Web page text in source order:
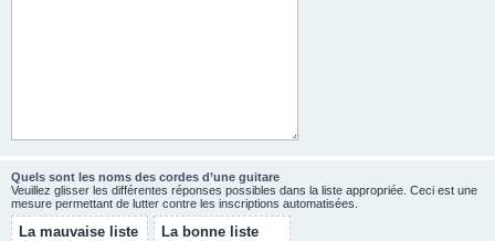
Quels sont les noms des cordes d’une guitare
Veuillez glisser les différentes réponses possibles dans la liste appropriée. Ceci est une
mesure permettant de lutter contre les inscriptions automatisées.
La mauvaise liste La bonne liste